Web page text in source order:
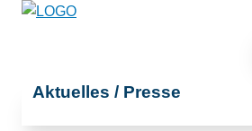
Aktuelles / Presse